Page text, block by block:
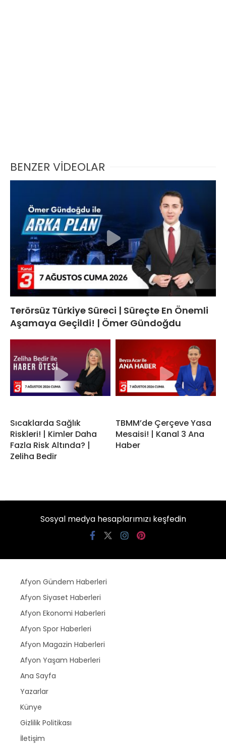
BENZER VİDEOLAR
Terörsüz Türkiye Süreci | Süreçte En Önemli
Aşamaya Geçildi! | Ömer Gündoğdu
Sıcaklarda Sağlık
Riskleri! | Kimler Daha
Fazla Risk Altında? |
Zeliha Bedir
TBMM’de Çerçeve Yasa
Mesaisi! | Kanal 3 Ana
Haber
Sosyal medya hesaplarımızı keşfedin
Afyon Gündem Haberleri
Afyon Siyaset Haberleri
Afyon Ekonomi Haberleri
Afyon Spor Haberleri
Afyon Magazin Haberleri
Afyon Yaşam Haberleri
Ana Sayfa
Yazarlar
Künye
Gizlilik Politikası
İletişim